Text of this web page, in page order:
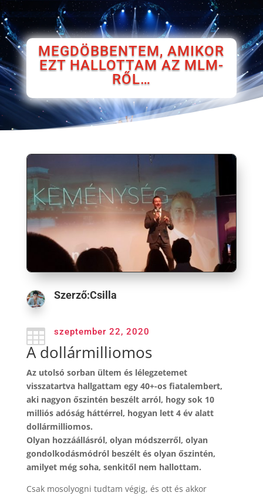
MEGDÖBBENTEM, AMIKOR
EZT HALLOTTAM AZ MLM-
RŐL…
Szerző:Csilla
 szeptember 22, 2020
A dollármilliomos
Az utolsó sorban ültem és lélegzetemet
visszatartva hallgattam egy 40+-os fiatalembert,
aki nagyon őszintén beszélt arról, hogy sok 10
milliós adóság háttérrel, hogyan lett 4 év alatt
dollármilliomos.
Olyan hozzáállásról, olyan módszerről, olyan
gondolkodásmódról beszélt és olyan őszintén,
amilyet még soha, senkitől nem hallottam.
Csak mosolyogni tudtam végig, és ott és akkor